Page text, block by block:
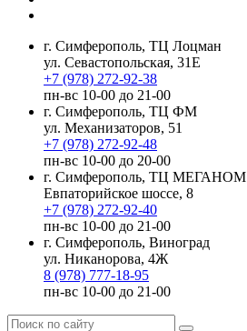
г. Симферополь, ТЦ Лоцман
ул. Севастопольская, 31Е
+7 (978) 272-92-38
пн-вс 10-00 до 21-00
г. Симферополь, ТЦ ФМ
ул. Механизаторов, 51
+7 (978) 272-92-48
пн-вс 10-00 до 20-00
г. Симферополь, ТЦ МЕГАНОМ
Евпаторийское шоссе, 8
+7 (978) 272-92-40
пн-вс 10-00 до 21-00
г. Симферополь, Виноград
ул. Никанорова, 4Ж
8 (978) 777-18-95
пн-вс 10-00 до 21-00